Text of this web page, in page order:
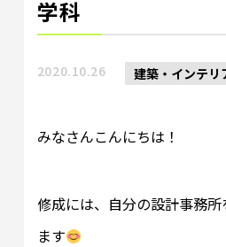
学科
2020.10.26 建築・インテリ
みなさんこんにちは！
修成には、自分の設計事務
ます